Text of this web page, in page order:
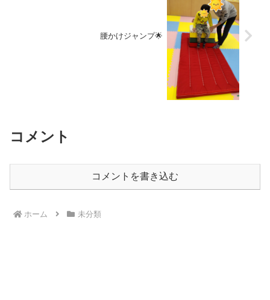
腰かけジャンプ🌟
コメント
コメントを書き込む
ホーム 未分類